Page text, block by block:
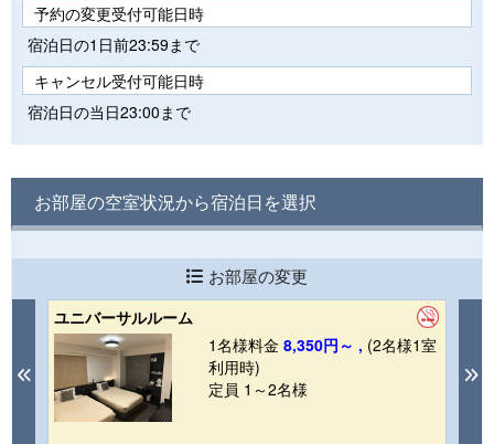
予約の変更受付可能日時
宿泊日の1日前23:59まで
キャンセル受付可能日時
宿泊日の当日23:00まで
お部屋の空室状況から宿泊日を選択
お部屋の変更
Previous
ユニバーサルルーム
1名様料金 8,350円～ , (2名様1室
利用時)
定員 1～2名様